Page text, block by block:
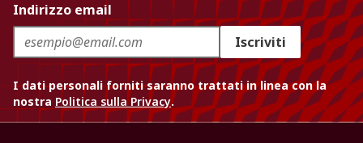
Indirizzo email
Iscriviti
I dati personali forniti saranno trattati in linea con la
nostra Politica sulla Privacy.